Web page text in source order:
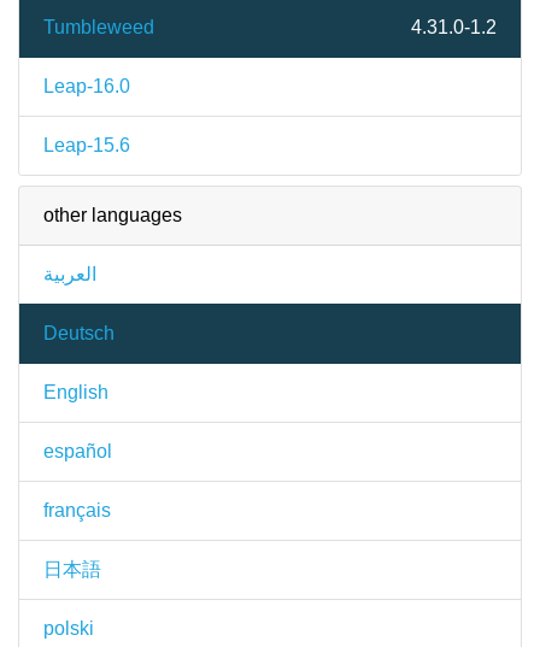
Tumbleweed 4.31.0-1.2
Leap-16.0
Leap-15.6
other languages
العربية
Deutsch
English
español
français
日本語
polski